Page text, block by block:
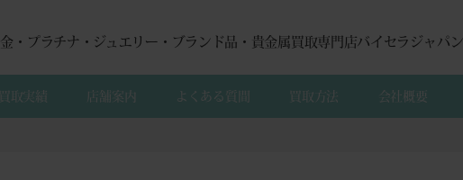
金・プラチナ・ジュエリー・ブランド品・貴金属買取専門店バイセラジャパン
買取実績 店舗案内 よくある質間 買取方法 会社概要